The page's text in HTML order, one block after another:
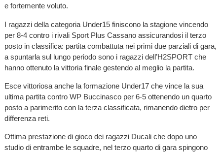
e fortemente voluto.
I ragazzi della categoria Under15 finiscono la stagione vincendo
per 8-4 contro i rivali Sport Plus Cassano assicurandosi il terzo
posto in classifica: partita combattuta nei primi due parziali di gara,
a spuntarla sul lungo periodo sono i ragazzi dell’H2SPORT che
hanno ottenuto la vittoria finale gestendo al meglio la partita.
Esce vittoriosa anche la formazione Under17 che vince la sua
ultima partita contro WP Buccinasco per 6-5 ottenendo un quarto
posto a parimerito con la terza classificata, rimanendo dietro per
differenza reti.
Ottima prestazione di gioco dei ragazzi Ducali che dopo uno
studio di entrambe le squadre, nel terzo quarto di gara spingono